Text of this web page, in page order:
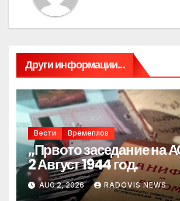
Други информации...
Вести Времеплов
„Првото заседание
2 Август 1944 год.
AUG 2, 2026 RADOVIS NEWS